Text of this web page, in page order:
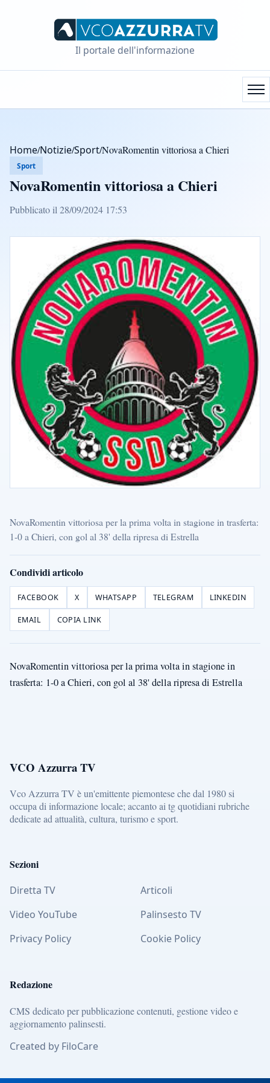
Il portale dell'informazione
Home/Notizie/Sport/NovaRomentin vittoriosa a Chieri
Sport
NovaRomentin vittoriosa a Chieri
Pubblicato il 28/09/2024 17:53
NovaRomentin vittoriosa per la prima volta in stagione in trasferta:
1-0 a Chieri, con gol al 38' della ripresa di Estrella
Condividi articolo
FACEBOOK X WHATSAPP TELEGRAM LINKEDIN
EMAIL COPIA LINK
NovaRomentin vittoriosa per la prima volta in stagione in
trasferta: 1-0 a Chieri, con gol al 38' della ripresa di Estrella
VCO Azzurra TV
Vco Azzurra TV è un'emittente piemontese che dal 1980 si
occupa di informazione locale; accanto ai tg quotidiani rubriche
dedicate ad attualità, cultura, turismo e sport.
Sezioni
Diretta TV
Articoli
Video YouTube
Palinsesto TV
Privacy Policy
Cookie Policy
Redazione
CMS dedicato per pubblicazione contenuti, gestione video e
aggiornamento palinsesti.
Created by FiloCare